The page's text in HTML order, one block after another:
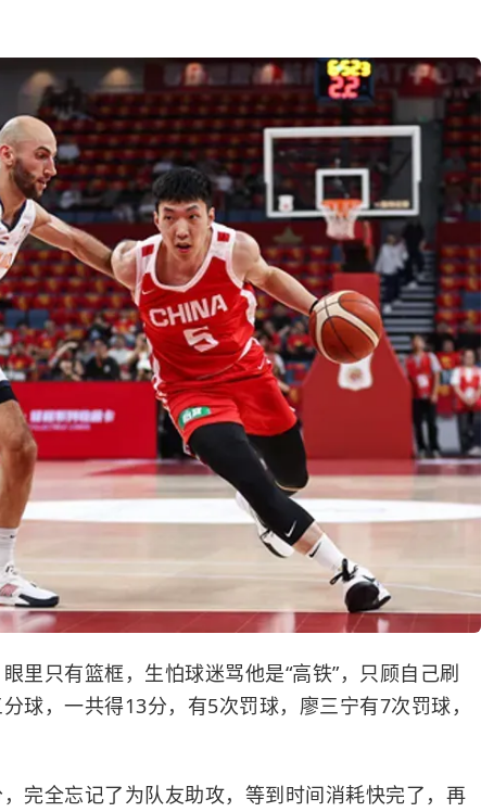
里只有篮框，生怕球迷骂他是“高铁”，只顾自己刷
球，一共得13分，有5次罚球，廖三宁有7次罚球，
完全忘记了为队友助攻，等到时间消耗快完了，再